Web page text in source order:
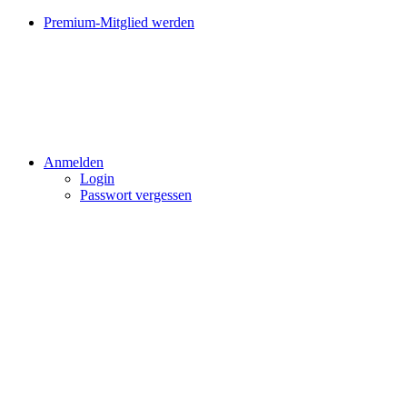
Premium-Mitglied werden
Anmelden
Login
Passwort vergessen